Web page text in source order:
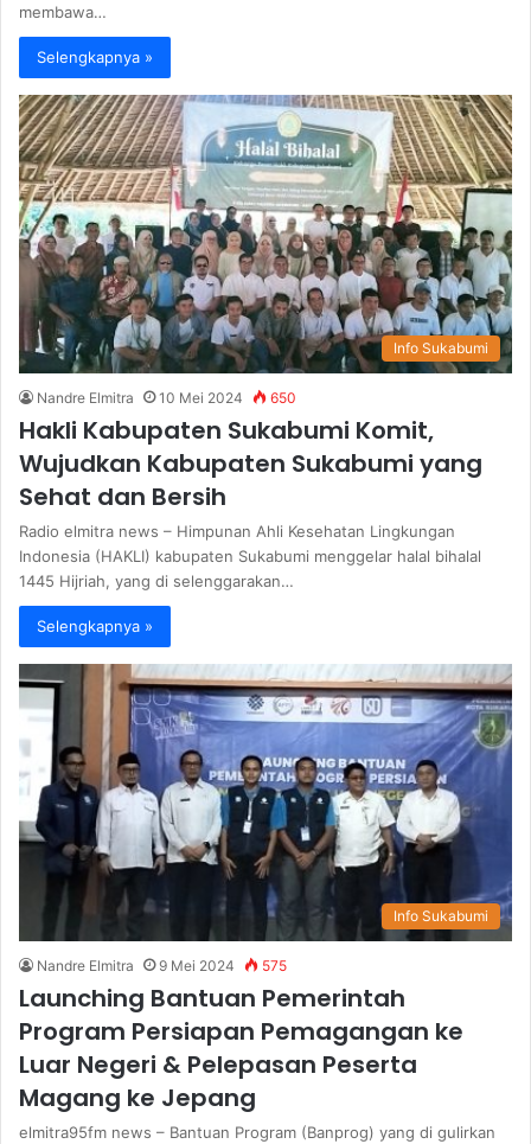
membawa…
Selengkapnya »
Info Sukabumi
Nandre Elmitra 10 Mei 2024 650
Hakli Kabupaten Sukabumi Komit,
Wujudkan Kabupaten Sukabumi yang
Sehat dan Bersih
Radio elmitra news – Himpunan Ahli Kesehatan Lingkungan
Indonesia (HAKLI) kabupaten Sukabumi menggelar halal bihalal
1445 Hijriah, yang di selenggarakan…
Selengkapnya »
Info Sukabumi
Nandre Elmitra 9 Mei 2024 575
Launching Bantuan Pemerintah
Program Persiapan Pemagangan ke
Luar Negeri & Pelepasan Peserta
Magang ke Jepang
elmitra95fm news – Bantuan Program (Banprog) yang di gulirkan